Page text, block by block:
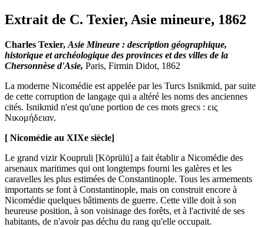
Extrait de C. Texier, Asie mineure, 1862
Charles Texier, Asie Mineure : description géographique,
historique et archéologique des provinces et des villes de la
Chersonnèse d'Asie, Paris, Firmin Didot, 1862
La moderne Nicomédie est appelée par les Turcs Isnikmid, par suite
de cette corruption de langage qui a altéré les noms des anciennes
cités. Isnikmid n'est qu'une portion de ces mots grecs : εις
Νικομήδειαν.
[ Nicomédie au XIXe siècle]
Le grand vizir Koupruli [Köprülü] a fait établir a Nicomédie des
arsenaux maritimes qui ont longtemps fourni les galères et les
caravelles les plus estimées de Constantinople. Tous les armements
importants se font à Constantinople, mais on construit encore à
Nicomédie quelques bâtiments de guerre. Cette ville doit à son
heureuse position, à son voisinage des forêts, et à l'activité de ses
habitants, de n'avoir pas déchu du rang qu'elle occupait.